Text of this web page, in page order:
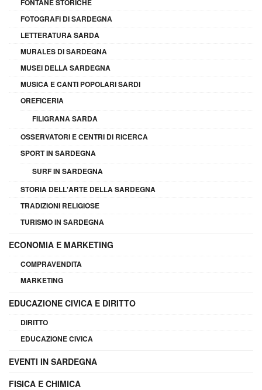
FONTANE STORICHE
FOTOGRAFI DI SARDEGNA
LETTERATURA SARDA
MURALES DI SARDEGNA
MUSEI DELLA SARDEGNA
MUSICA E CANTI POPOLARI SARDI
OREFICERIA
FILIGRANA SARDA
OSSERVATORI E CENTRI DI RICERCA
SPORT IN SARDEGNA
SURF IN SARDEGNA
STORIA DELL'ARTE DELLA SARDEGNA
TRADIZIONI RELIGIOSE
TURISMO IN SARDEGNA
ECONOMIA E MARKETING
COMPRAVENDITA
MARKETING
EDUCAZIONE CIVICA E DIRITTO
DIRITTO
EDUCAZIONE CIVICA
EVENTI IN SARDEGNA
FISICA E CHIMICA